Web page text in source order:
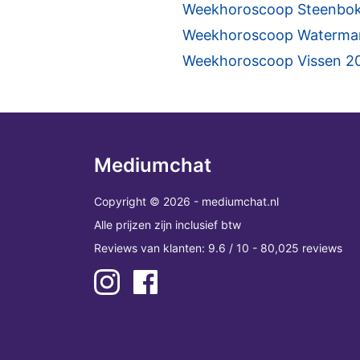
Weekhoroscoop
Weekhoroscoop
Weekhoroscoop Vissen
Mediumchat
Copyright © 2026 - mediumchat.nl
Alle prijzen zijn inclusief btw
Reviews van klanten: 9.6 / 10 - 80,025 reviews